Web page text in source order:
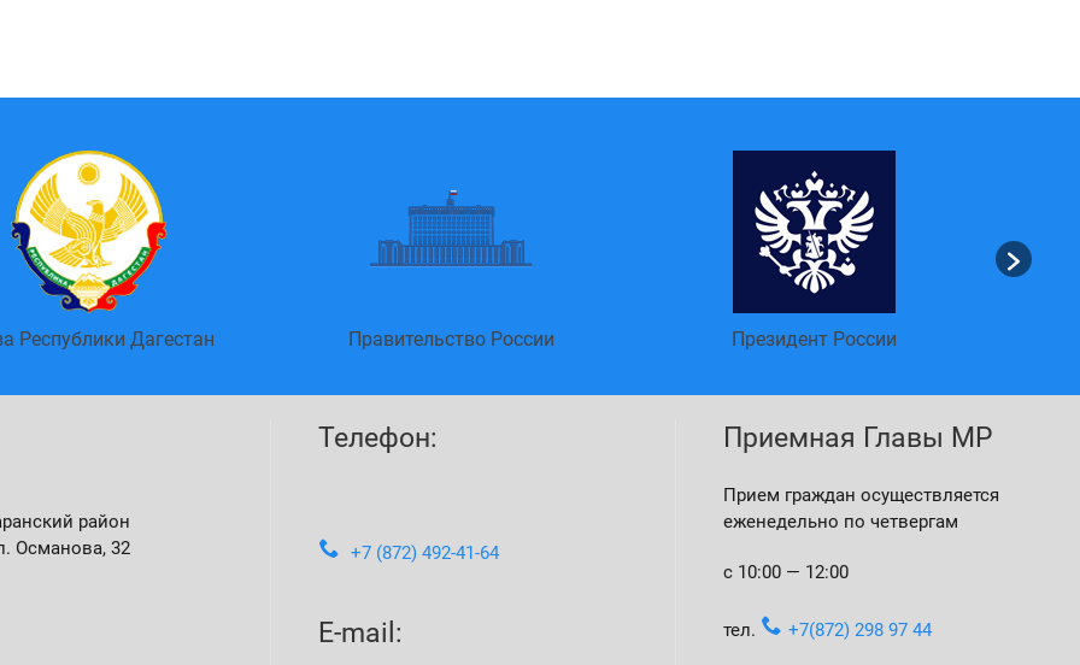
Республики Дагестан Правительство России Президент России
район
Османова, 32
Телефон:
+7 (872) 492-41-64
E-mail:
Приемная Главы МР
Прием граждан осуществляется
еженедельно по четвергам
с 10:00 — 12:00
тел. +7(872) 298 97 44